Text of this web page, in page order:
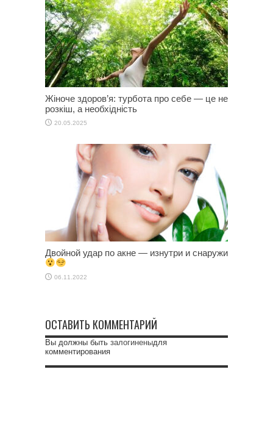
Жіноче здоров’я: турбота про себе — це не
розкіш, а необхідність
20.05.2025
Двойной удар по акне — изнутри и снаружи
06.11.2022
ОСТАВИТЬ КОММЕНТАРИЙ
Вы должны быть залогиненыдля
комментирования